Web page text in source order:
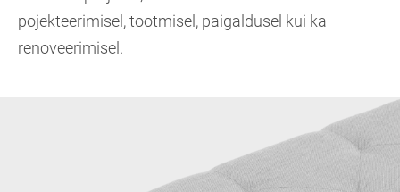
pojekteerimisel, tootmisel, paigaldusel kui ka
renoveerimisel.